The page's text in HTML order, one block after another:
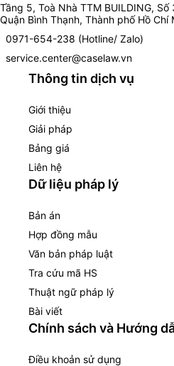
Tầng 5, Toà Nhà TTM BUILDING,
Quận Bình Thạnh, Thành phố Hồ Chí
0971-654-238 (Hotline/ Zalo)
service.center@caselaw.vn
Thông tin dịch vụ
Giới thiệu
Giải pháp
Bảng giá
Liên hệ
Dữ liệu pháp lý
Bản án
Hợp đồng mẫu
Văn bản pháp luật
Tra cứu mã HS
Thuật ngữ pháp lý
Bài viết
Chính sách và Hướng
Điều khoản sử dụng